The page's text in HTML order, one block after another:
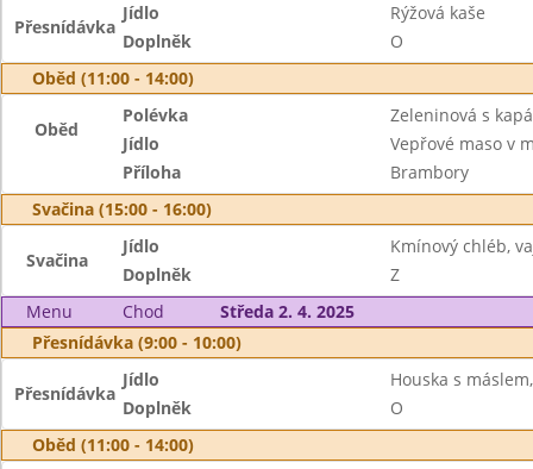
Přesnídávka
Jídlo
Rýžová kaše
Doplněk
O
Oběd (11:00 - 14:00)
Oběd
Polévka
Zeleninová s
Jídlo
Vepřové maso v
Příloha
Brambory
Svačina (15:00 - 16:00)
Svačina
Jídlo
Kmínový chléb,
Doplněk
Z
Menu
Chod
Středa 2. 4. 2025
Přesnídávka (9:00 - 10:00)
Přesnídávka
Jídlo
Houska s
Doplněk
O
Oběd (11:00 - 14:00)